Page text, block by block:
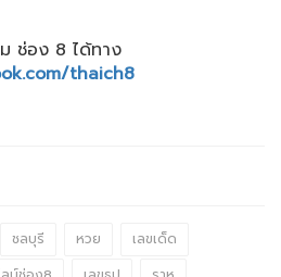
ช่อง 8 ได้ทาง
thaich8
ชลบุรี หวย
เลขเด็ด